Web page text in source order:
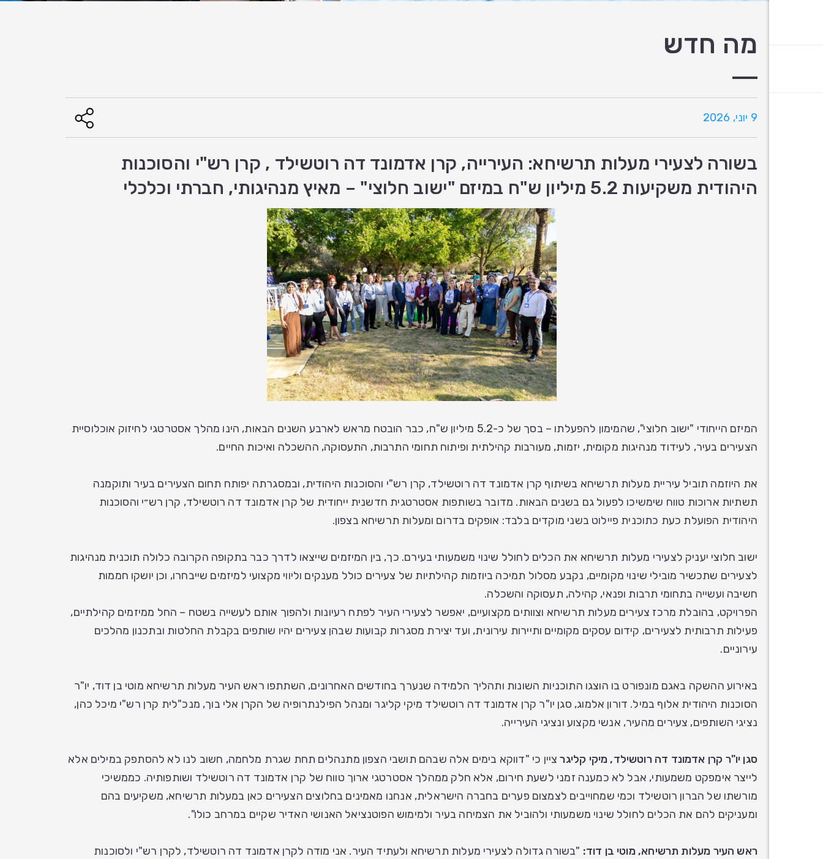
מה חדש
9 יוני, 2026
בשורה לצעירי מעלות תרשיחא: העירייה, קרן אדמונד דה רוטשילד , קרן רש"י והסוכנות
היהודית משקיעות 5.2 מיליון ש"ח במיזם "ישוב חלוצי" – מאיץ מנהיגותי, חברתי וכלכלי
המיזם הייחודי "ישוב חלוצי", שהמימון להפעלתו – בסך של כ-5.2 מיליון ש"ח, כבר הובטח מראש לארבע השנים הבאות, הינו מהלך אסטרטגי לחיזוק אוכלוסיית
הצעירים בעיר, לעידוד מנהיגות מקומית, יזמות, מעורבות קהילתית ופיתוח תחומי התרבות, התעסוקה, ההשכלה ואיכות החיים.
את היוזמה תוביל עיריית מעלות תרשיחא בשיתוף קרן אדמונד דה רוטשילד, קרן רש"י והסוכנות היהודית, ובמסגרתה יפותח תחום הצעירים בעיר ותוקמנה
תשתיות ארוכות טווח שימשיכו לפעול גם בשנים הבאות. מדובר בשותפות אסטרטגית חדשנית ייחודית של קרן אדמונד דה רוטשילד, קרן רש״י והסוכנות
היהודית הפועלת כעת כתוכנית פיילוט בשני מוקדים בלבד: אופקים בדרום ומעלות תרשיחא בצפון.
ישוב חלוצי יעניק לצעירי מעלות תרשיחא את הכלים לחולל שינוי משמעותי בעירם. כך, בין המיזמים שייצאו לדרך כבר בתקופה הקרובה כלולה תוכנית מנהיגות
לצעירים שתכשיר מובילי שינוי מקומיים, נקבע מסלול תמיכה ביוזמות קהילתיות של צעירים כולל מענקים וליווי מקצועי למיזמים שייבחרו, וכן יושקו חממות
חשיבה ועשייה בתחומי תרבות ופנאי, קהילה, תעסוקה והשכלה.
הפרויקט, בהובלת מרכז צעירים מעלות תרשיחא וצוותים מקצועיים, יאפשר לצעירי העיר לפתח רעיונות ולהפוך אותם לעשייה בשטח – החל ממיזמים קהילתיים,
פעילות תרבותית לצעירים, קידום עסקים מקומיים ותיירות עירונית, ועד יצירת מסגרות קבועות שבהן צעירים יהיו שותפים בקבלת החלטות ובתכנון מהלכים
עירוניים.
באירוע ההשקה באגם מונפורט בו הוצגו התוכניות השונות ותהליך הלמידה שנערך בחודשים האחרונים, השתתפו ראש העיר מעלות תרשיחא מוטי בן דוד, יו"ר
הסוכנות היהודית אלוף במיל. דורון אלמוג, סגן יו"ר קרן אדמונד דה רוטשילד מיקי קליגר ומנהל הפילנתרופיה של הקרן אלי בוך, מנכ"לית קרן רש"י מיכל כהן,
נציגי השותפים, צעירים מהעיר, אנשי מקצוע ונציגי העירייה.
סגן יו"ר קרן אדמונד דה רוטשילד, מיקי קליגרציין כי "דווקא בימים אלה שבהם תושבי הצפון מתנהלים תחת שגרת מלחמה, חשוב לנו לא להסתפק במילים אלא
לייצר אימפקט משמעותי, אבל לא כמענה זמני לשעת חירום, אלא חלק ממהלך אסטרטגי ארוך טווח של קרן אדמונד דה רוטשילד ושותפותיה. כממשיכי
מורשתו של הברון רוטשילד וכמי שמחוייבים לצמצום פערים בחברה הישראלית, אנחנו מאמינים בחלוצים הצעירים כאן במעלות תרשיחא, משקיעים בהם
ומעניקים להם את הכלים לחולל שינוי משמעותי ולהוביל את הצמיחה בעיר ולמימוש הפוטנציאל האנושי האדיר שקיים במרחב כולו".
ראש העיר מעלות תרשיחא, מוטי בן דוד: "בשורה גדולה לצעירי מעלות תרשיחא ולעתיד העיר. אני מודה לקרן אדמונד דה רוטשילד, לקרן רש"י ולסוכנות